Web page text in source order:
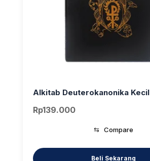
Alkitab Deuterokanonika Kecil
Rp139.000
⇆ Compare